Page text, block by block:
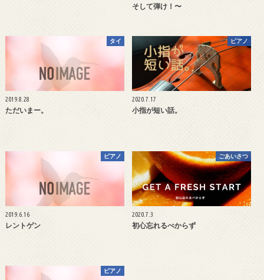
そして弾け！〜
タイ
2019.8.28
ただいまー。
ピアノ
2020.7.17
小指が短い話。
ピアノ
2019.6.16
レントゲン
ごあいさつ
2020.7.3
初心忘れるべからず
ピアノ